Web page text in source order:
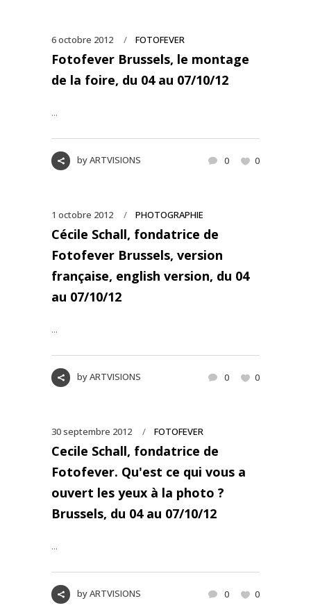
6 octobre 2012 FOTOFEVER
Fotofever Brussels, le montage
de la foire, du 04 au 07/10/12
...
byARTVISIONS 0 0
1 octobre 2012 PHOTOGRAPHIE
Cécile Schall, fondatrice de
Fotofever Brussels, version
française, english version, du 04
au 07/10/12
...
byARTVISIONS 0 0
30 septembre 2012 FOTOFEVER
Cecile Schall, fondatrice de
Fotofever. Qu'est ce qui vous a
ouvert les yeux à la photo ?
Brussels, du 04 au 07/10/12
...
byARTVISIONS 0 0